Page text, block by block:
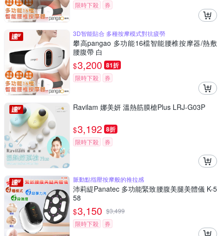
限時下殺 券
3D智能貼合 多種按摩模式對抗疲勞
攀高pangao 多功能16檔智能腰椎按摩器/熱敷
腰腹帶 白
$3,200 81折
限時下殺 券
Ravilam 娜美妍 溫熱筋膜槍Plus LRJ-G03P
$3,192 8折
限時下殺 券
脈動點指壓按摩般的推拉感
沛莉緹Panatec 多功能緊致腰腹美腿美體儀 K-5
58
$3,150 $3,499
限時下殺
券